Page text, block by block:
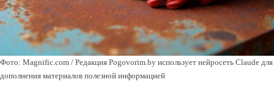
Фото: Magnific.com / Редакция Pogovorim.by использует нейросеть Claude для
дополнения материалов полезной информацией